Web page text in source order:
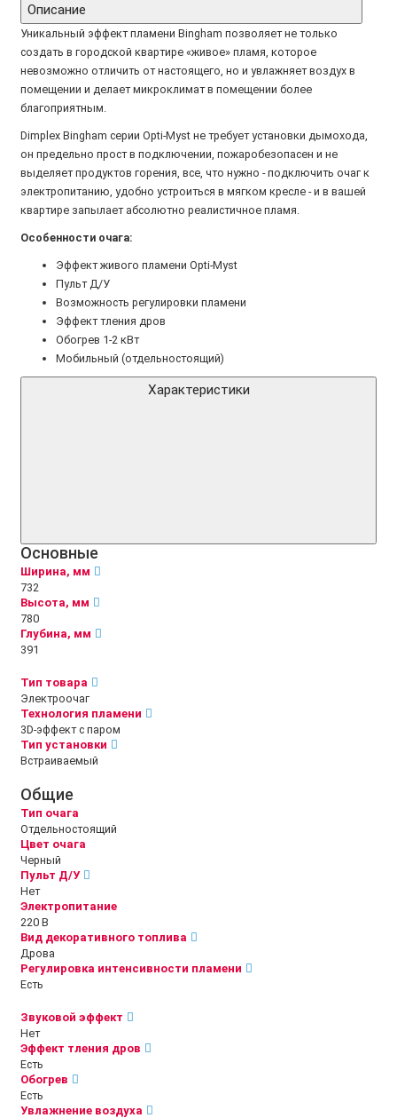
Описание
Уникальный эффект пламени Bingham позволяет не только
создать в городской квартире «живое» пламя, которое
невозможно отличить от настоящего, но и увлажняет воздух в
помещении и делает микроклимат в помещении более
благоприятным.
Dimplex Bingham серии Opti-Myst не требует установки дымохода,
он предельно прост в подключении, пожаробезопасен и не
выделяет продуктов горения, все, что нужно - подключить очаг к
электропитанию, удобно устроиться в мягком кресле - и в вашей
квартире запылает абсолютно реалистичное пламя.
Особенности очага:
Эффект живого пламени Opti-Myst
Пульт Д/У
Возможность регулировки пламени
Эффект тления дров
Обогрев 1-2 кВт
Мобильный (отдельностоящий)
Характеристики
Основные
Ширина, мм
732
Высота, мм
780
Глубина, мм
391
Тип товара
Электроочаг
Технология пламени
3D-эффект с паром
Тип установки
Встраиваемый
Общие
Тип очага
Отдельностоящий
Цвет очага
Черный
Пульт Д/У
Нет
Электропитание
220 В
Вид декоративного топлива
Дрова
Регулировка интенсивности пламени
Есть
Звуковой эффект
Нет
Эффект тления дров
Есть
Обогрев
Есть
Увлажнение воздуха